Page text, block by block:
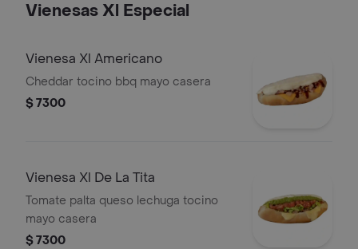
Vienesas Xl Especial
Vienesa Xl Americano
Cheddar tocino bbq mayo casera
$ 7300
Vienesa Xl De La Tita
Tomate palta queso lechuga tocino
mayo casera
$ 7300